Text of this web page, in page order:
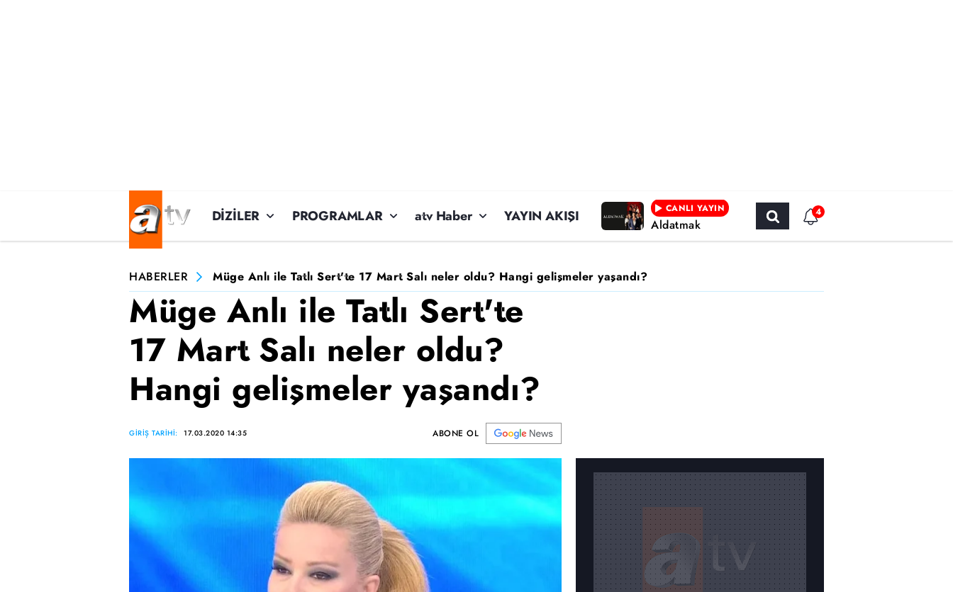
DİZİLER PROGRAMLAR atv Haber YAYIN AKIŞI CANLI YAYIN
Aldatmak
4
HABERLER Müge Anlı ile Tatlı Sert'te 17 Mart Salı neler oldu? Hangi gelişmeler yaşandı?
Müge Anlı ile Tatlı Sert'te
17 Mart Salı neler oldu?
Hangi gelişmeler yaşandı?
GİRİŞ TARİHİ: 17.03.2020 14:35 ABONE OL